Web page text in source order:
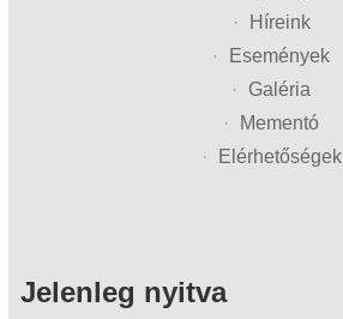
Híreink
Események
Galéria
Mementó
Elérhetőségek
Jelenleg nyitva